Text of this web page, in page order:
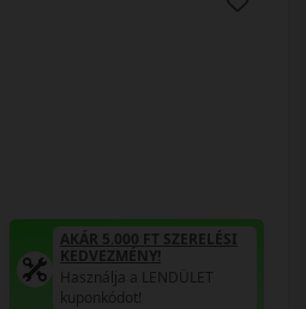
AKÁR 5.000 FT SZERELÉSI
KEDVEZMÉNY!
Használja a LENDÜLET
kuponkódot!